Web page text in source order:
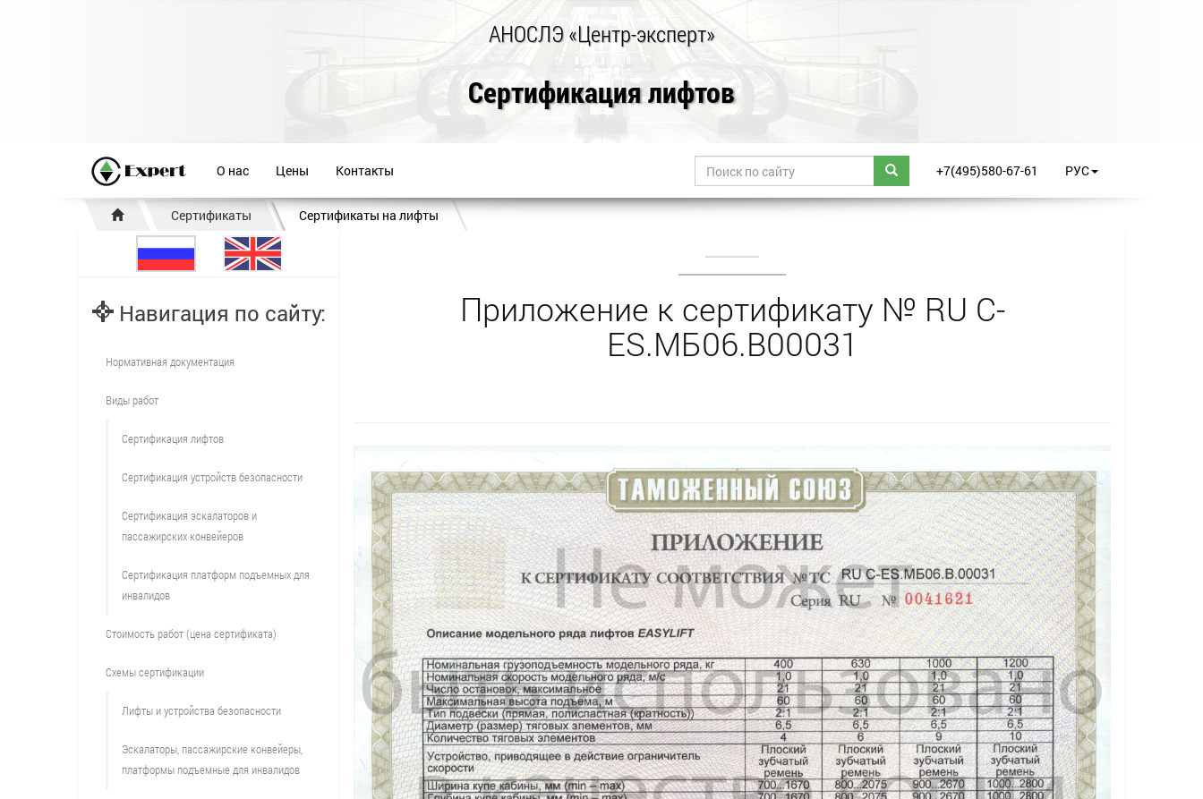
АНОСЛЭ «Центр-эксперт»
Сертификация лифтов
О нас Цены Контакты +7(495)580-67-61 РУС
Сертификаты Сертификаты на лифты
Приложение к сертификату № RU С-
ES.МБ06.В00031
Навигация по сайту:
Нормативная документация
Виды работ
Сертификация лифтов
Сертификация устройств безопасности
Сертификация эскалаторов и
пассажирских конвейеров
Сертификация платформ подъемных для
инвалидов
Стоимость работ (цена сертификата)
Схемы сертификации
Лифты и устройства безопасности
Эскалаторы, пассажирские конвейеры,
платформы подъемные для инвалидов